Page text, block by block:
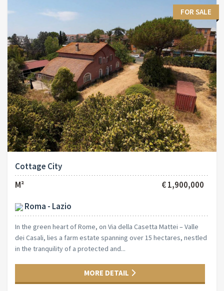
FOR SALE
Cottage City
M²
€ 1,900,000
Roma - Lazio
In the green heart of Rome, on Via della Casetta Mattei – Valle
dei Casali, lies a farm estate spanning over 15 hectares, nestled
in the tranquility of a protected and...
MORE DETAIL